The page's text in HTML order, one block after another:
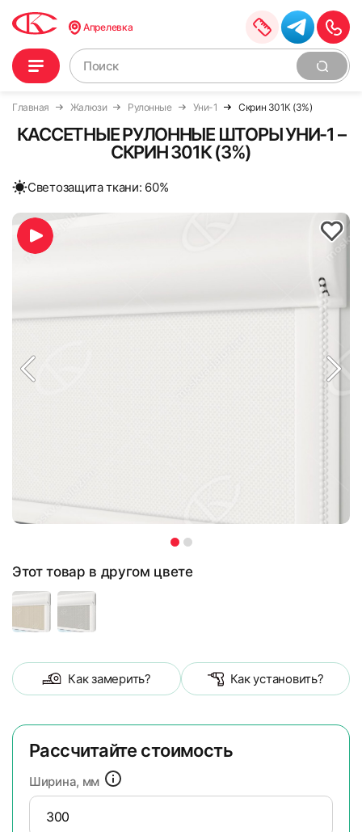
Апрелевка
Главная Жалюзи Рулонные Уни-1 Скрин 301К (3%)
КАССЕТНЫЕ РУЛОННЫЕ ШТОРЫ УНИ-1 –
СКРИН 301К (3%)
Cветозащита ткани: 60%
Этот товар в другом цвете
Как замерить? Как установить?
Рассчитайте стоимость
Ширина, мм